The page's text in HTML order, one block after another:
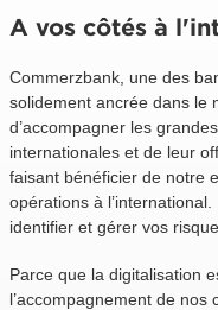
A vos côtés à
Commerzbank, une des
solidement ancrée dans le
d’accompagner les
internationales et de leur
faisant bénéficier de notre
opérations à
identifier et gérer vos
Parce que la digitalisation
l’accompagnement de